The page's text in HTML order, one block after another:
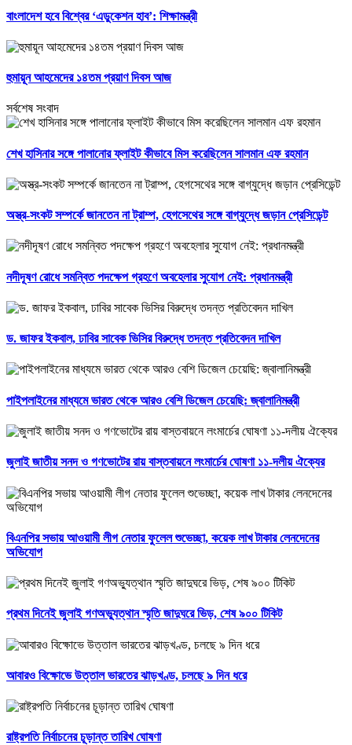
বাংলাদেশ হবে বিশ্বের ‘এডুকেশন হাব’: শিক্ষামন্ত্রী
হুমায়ূন আহমেদের ১৪তম প্রয়াণ দিবস আজ
সর্বশেষ সংবাদ
শেখ হাসিনার সঙ্গে পালানোর ফ্লাইট কীভাবে মিস করেছিলেন সালমান এফ রহমান
অস্ত্র-সংকট সম্পর্কে জানতেন না ট্রাম্প, হেগসেথের সঙ্গে বাগ্‌যুদ্ধে জড়ান প্রেসিডেন্ট
নদীদূষণ রোধে সমন্বিত পদক্ষেপ গ্রহণে অবহেলার সুযোগ নেই: প্রধানমন্ত্রী
ড. জাফর ইকবাল, ঢাবির সাবেক ভিসির বিরুদ্ধে তদন্ত প্রতিবেদন দাখিল
পাইপলাইনের মাধ্যমে ভারত থেকে আরও বেশি ডিজেল চেয়েছি: জ্বালানিমন্ত্রী
জুলাই জাতীয় সনদ ও গণভোটের রায় বাস্তবায়নে লংমার্চের ঘোষণা ১১-দলীয় ঐক্যের
বিএনপির সভায় আওয়ামী লীগ নেতার ফুলেল শুভেচ্ছা, কয়েক লাখ টাকার লেনদেনের
অভিযোগ
প্রথম দিনেই জুলাই গণঅভ্যুত্থান স্মৃতি জাদুঘরে ভিড়, শেষ ৯০০ টিকিট
আবারও বিক্ষোভে উত্তাল ভারতের ঝাড়খণ্ড, চলছে ৯ দিন ধরে
রাষ্ট্রপতি নির্বাচনের চূড়ান্ত তারিখ ঘোষণা